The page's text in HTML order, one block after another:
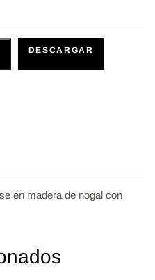
DESCARGAR
en madera de nogal con